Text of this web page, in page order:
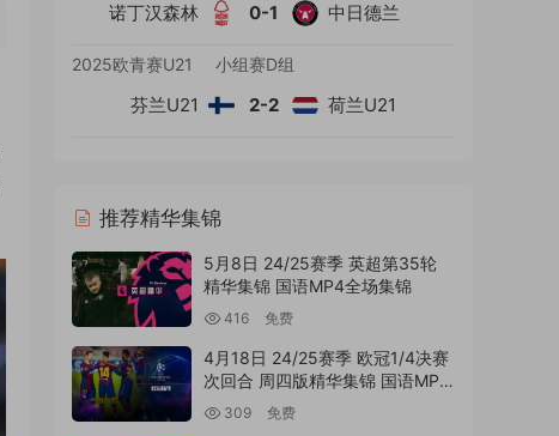
诺丁汉森林 0-1 中日德兰
2025欧青赛U21 小组赛D组
芬兰U21 2-2 荷兰U21
推荐精华集锦
5月8日 24/25赛季 英超第35轮
精华集锦 国语MP4全场集锦
416 免费
4月18日 24/25赛季 欧冠1/4决赛
次回合 周四版精华集锦 国语MP4
全场录像
309 免费